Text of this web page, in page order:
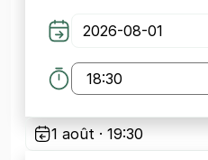
1 août · 19:30